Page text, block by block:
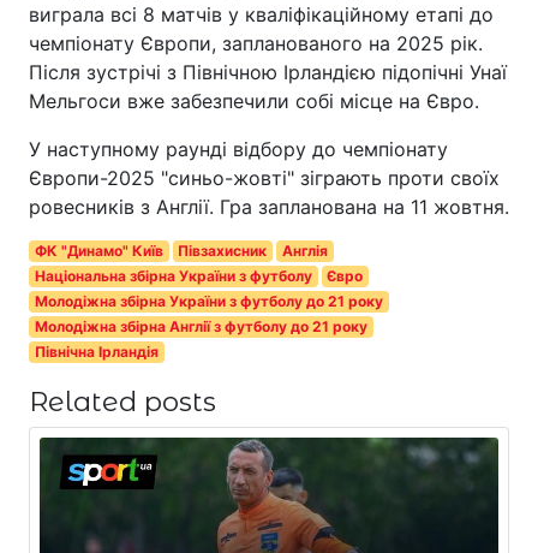
виграла всі 8 матчів у кваліфікаційному етапі до
чемпіонату Європи, запланованого на 2025 рік.
Після зустрічі з Північною Ірландією підопічні Унаї
Мельгоси вже забезпечили собі місце на Євро.
У наступному раунді відбору до чемпіонату
Європи-2025 "синьо-жовті" зіграють проти своїх
ровесників з Англії. Гра запланована на 11 жовтня.
ФК "Динамо" Київ Півзахисник
Англія
Національна збірна України з футболу
Євро
Молодіжна збірна України з футболу до 21 року
Молодіжна збірна Англії з футболу до 21 року
Північна Ірландія
Related posts